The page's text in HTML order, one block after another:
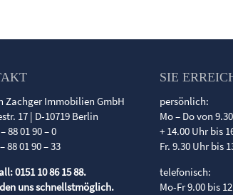
Zachger Immobilien GmbH
17 | D-10719 Berlin
88 01 90 – 0
88 01 90 – 33
0151 10 86 15 88.
uns schnellstmöglich.
SIE
persönlich:
Mo – Do von
+ 14.00 Uhr bis
Fr. 9.30 Uhr bis
telefonisch:
Mo-Fr 9.00 bis